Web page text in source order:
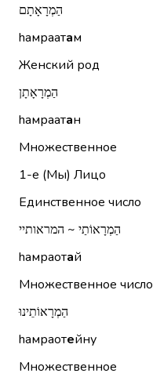
הַמְרָאָתָם
hамраатам
Женский род
הַמְרָאָתָן
hамраатан
Множественное
1-е (Мы) Лицо
Единственное число
הַמְרָאוֹתַי ~ המראותיי
hамраотай
Множественное число
הַמְרָאוֹתֵינוּ
hамраотейну
Множественное